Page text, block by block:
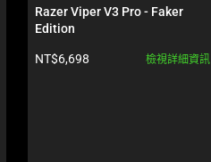
Razer Viper V3 Pro - Faker
Edition
產品價格:
NT$6,698 檢視詳細資訊